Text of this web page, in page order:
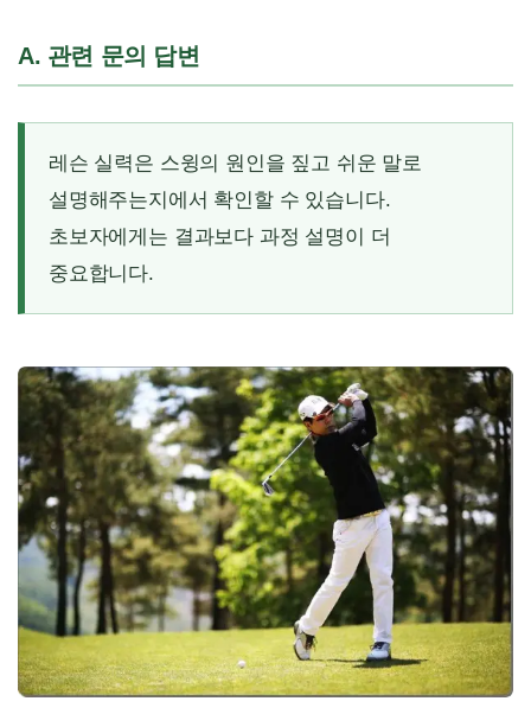
A. 관련 문의 답변
레슨 실력은 스윙의 원인을 짚고 쉬운 말로
설명해주는지에서 확인할 수 있습니다.
초보자에게는 결과보다 과정 설명이 더
중요합니다.